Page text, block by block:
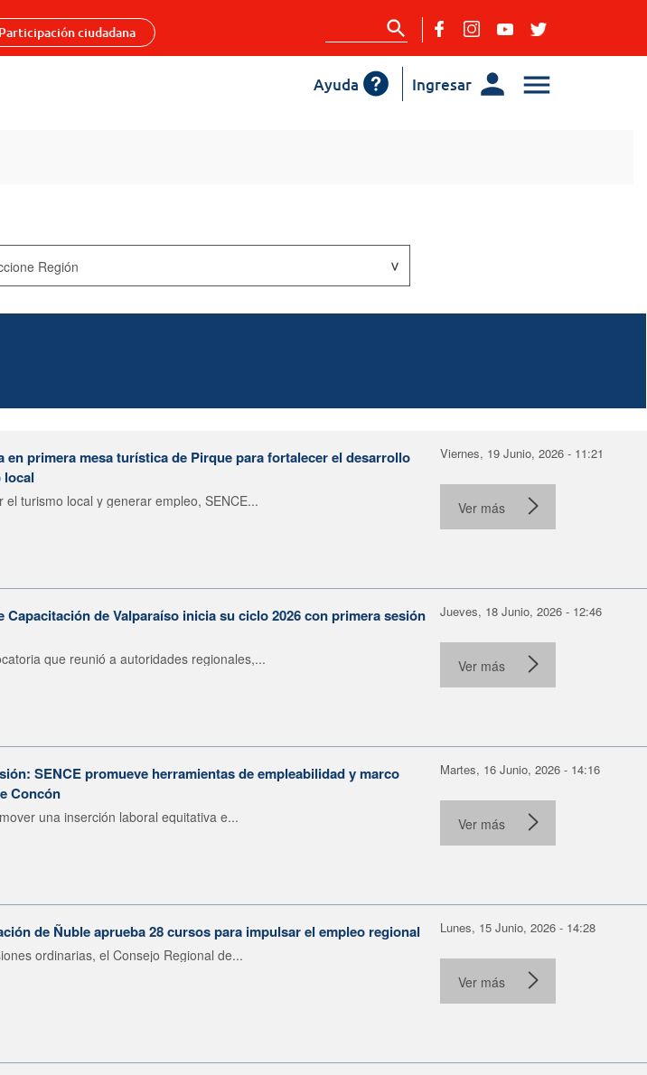
Participación ciudadana
Ingresar
Ayuda
en primera mesa turística de Pirque para fortalecer el desarrollo
local
el turismo local y generar empleo, SENCE...
Viernes, 19 Junio, 2026 - 11:21
Ver más
Capacitación de Valparaíso inicia su ciclo 2026 con primera sesión
que reunió a autoridades regionales,...
Jueves, 18 Junio, 2026 - 12:46
Ver más
SENCE promueve herramientas de empleabilidad y marco
Concón
una inserción laboral equitativa e...
Martes, 16 Junio, 2026 - 14:16
Ver más
de Ñuble aprueba 28 cursos para impulsar el empleo regional
ordinarias, el Consejo Regional de...
Lunes, 15 Junio, 2026 - 14:28
Ver más